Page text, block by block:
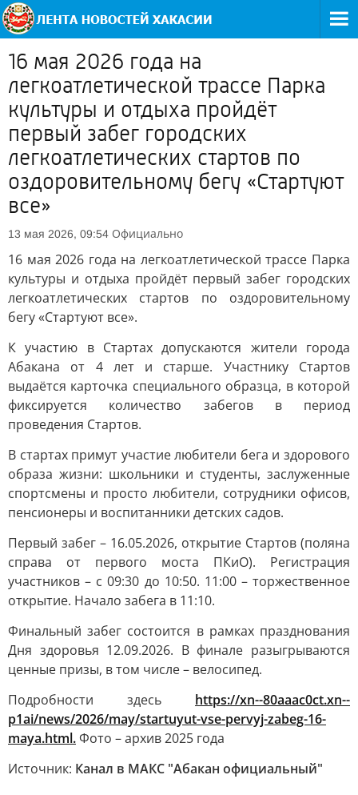
16 мая 2026 года на
легкоатлетической трассе Парка
культуры и отдыха пройдёт
первый забег городских
легкоатлетических стартов по
оздоровительному бегу «Стартуют
все»
13 мая 2026, 09:54 Официально
16 мая 2026 года на легкоатлетической трассе Парка
культуры и отдыха пройдёт первый забег городских
легкоатлетических стартов по оздоровительному
бегу «Стартуют все».
К участию в Стартах допускаются жители города
Абакана от 4 лет и старше. Участнику Стартов
выдаётся карточка специального образца, в которой
фиксируется количество забегов в период
проведения Стартов.
В стартах примут участие любители бега и здорового
образа жизни: школьники и студенты, заслуженные
спортсмены и просто любители, сотрудники офисов,
пенсионеры и воспитанники детских садов.
Первый забег – 16.05.2026, открытие Стартов (поляна
справа от первого моста ПКиО). Регистрация
участников – с 09:30 до 10:50. 11:00 – торжественное
открытие. Начало забега в 11:10.
Финальный забег состоится в рамках празднования
Дня здоровья 12.09.2026. В финале разыгрываются
ценные призы, в том числе – велосипед.
Подробности здесь https://xn--80aaac0ct.xn--
p1ai/news/2026/may/startuyut-vse-pervyj-zabeg-16-
maya.html.Фото – архив 2025 года
Источник: Канал в МАКС "Абакан официальный"